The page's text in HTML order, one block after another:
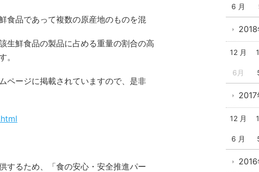
食品であって複数の原産地のものを混
生鮮食品の製品に占める重量の割合の高
。
ページに掲載されていますので、是非
するため、「食の安心・安全推進パー
6 月
12 月
6月
2017
12 月
6 月